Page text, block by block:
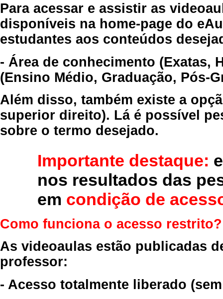
Para acessar e assistir as
disponíveis na home-page do
estudantes aos conteúdos
- Área de conhecimento (Exatas,
(Ensino Médio, Graduação, Pós-
Além disso, também existe a
superior direito). Lá é possível
sobre o termo desejado.
Importante destaque:
nos resultados das
em condição de
Como funciona o acesso restrito?
As videoaulas estão publicadas
professor:
- Acesso totalmente liberado